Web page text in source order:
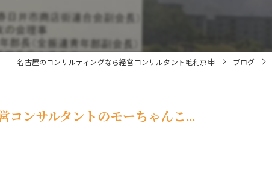
名古屋のコンサルティングなら経営コンサルタント毛利京申 ブログ
コンサルタントのモーちゃんこ...